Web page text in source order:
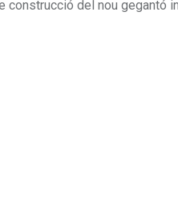
del nou gegantó